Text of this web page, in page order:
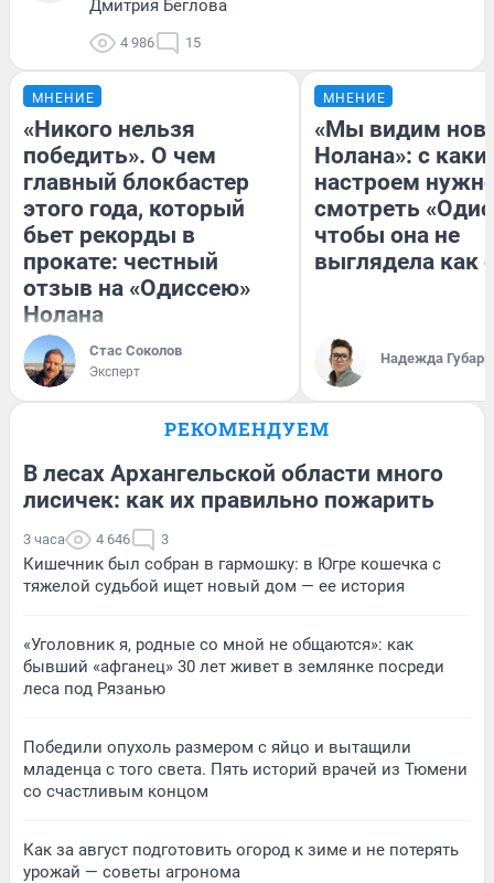
Дмитрия Беглова
4 986 15
МНЕНИЕ
«Никого нельзя
победить». О чем
главный блокбастер
этого года, который
бьет рекорды в
прокате: честный
отзыв на «Одиссею»
Нолана
Стас Соколов
Эксперт
МНЕНИЕ
«Мы видим
Нолана»: с
настроем
смотреть
чтобы она не
выглядела как
Надежда Губарь
РЕКОМЕНДУЕМ
В лесах Архангельской области много
лисичек: как их правильно пожарить
3 часа 4 646 3
Кишечник был собран в гармошку: в Югре кошечка с
тяжелой судьбой ищет новый дом — ее история
«Уголовник я, родные со мной не общаются»: как
бывший «афганец» 30 лет живет в землянке посреди
леса под Рязанью
Победили опухоль размером с яйцо и вытащили
младенца с того света. Пять историй врачей из Тюмени
со счастливым концом
Как за август подготовить огород к зиме и не потерять
урожай — советы агронома